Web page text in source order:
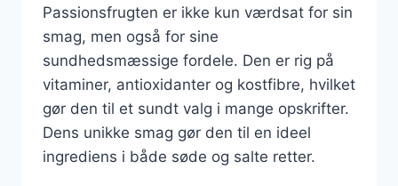
Passionsfrugten er ikke kun værdsat for sin
smag, men også for sine
sundhedsmæssige fordele. Den er rig på
vitaminer, antioxidanter og kostfibre, hvilket
gør den til et sundt valg i mange opskrifter.
Dens unikke smag gør den til en ideel
ingrediens i både søde og salte retter.